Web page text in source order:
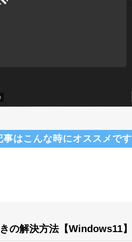
事はこんな時にオススメです
の解決方法【Windows11】